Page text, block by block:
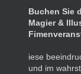
Buchen Sie
Magier &
iese
und im